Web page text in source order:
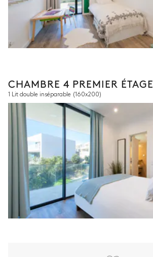
CHAMBRE 4 PREMIER ÉTAGE
1 Lit double inséparable (160x200)